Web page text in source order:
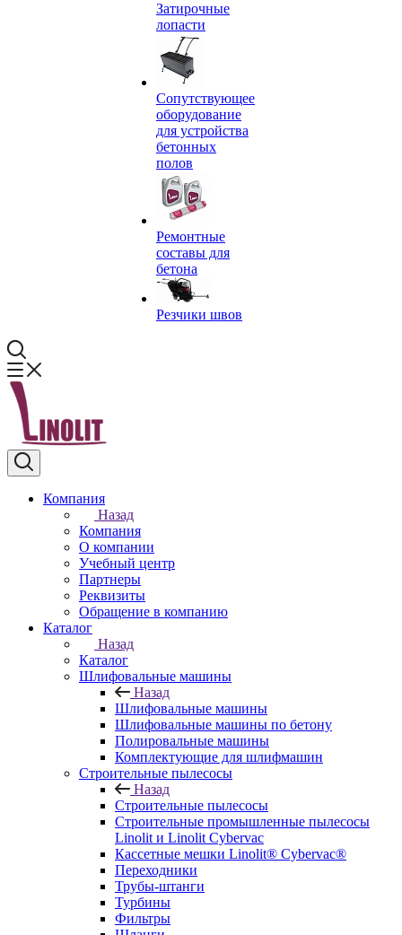
Затирочные
лопасти
Сопутствующее
оборудование
для устройства
бетонных
полов
Ремонтные
составы для
бетона
Резчики швов
Компания
Назад
Компания
О компании
Учебный центр
Партнеры
Реквизиты
Обращение в компанию
Каталог
Назад
Каталог
Шлифовальные машины
Назад
Шлифовальные машины
Шлифовальные машины по бетону
Полировальные машины
Комплектующие для шлифмашин
Строительные пылесосы
Назад
Строительные пылесосы
Строительные промышленные пылесосы
Linolit и Linolit Cybervac
Кассетные мешки Linolit® Cybervac®
Переходники
Трубы-штанги
Турбины
Фильтры